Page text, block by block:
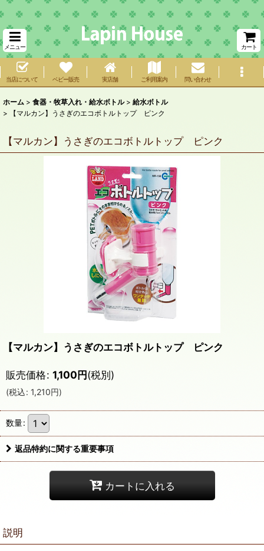
メニュー カート
当店について ベビー販売 実店舗 ご利用案内 問い合わせ
ホーム > 食器・牧草入れ・給水ボトル > 給水ボトル
>
【マルカン】うさぎのエコボトルトップ ピンク
【マルカン】うさぎのエコボトルトップ ピンク
【マルカン】うさぎのエコボトルトップ ピンク
販売価格: 1,100円(税別)
(税込: 1,210円)
数量:
返品特約に関する重要事項
カートに入れる
説明